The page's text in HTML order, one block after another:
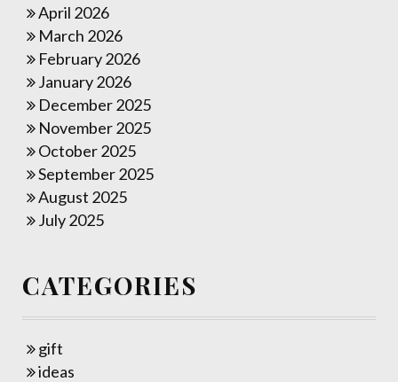
April 2026
March 2026
February 2026
January 2026
December 2025
November 2025
October 2025
September 2025
August 2025
July 2025
CATEGORIES
gift
ideas